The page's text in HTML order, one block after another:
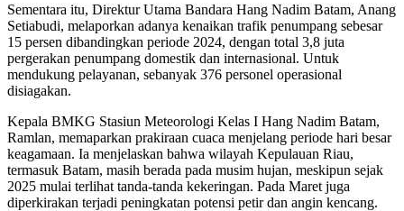
Sementara itu, Direktur Utama Bandara Hang Nadim Batam, Anang
Setiabudi, melaporkan adanya kenaikan trafik penumpang sebesar
15 persen dibandingkan periode 2024, dengan total 3,8 juta
pergerakan penumpang domestik dan internasional. Untuk
mendukung pelayanan, sebanyak 376 personel operasional
disiagakan.
Kepala BMKG Stasiun Meteorologi Kelas I Hang Nadim Batam,
Ramlan, memaparkan prakiraan cuaca menjelang periode hari besar
keagamaan. Ia menjelaskan bahwa wilayah Kepulauan Riau,
termasuk Batam, masih berada pada musim hujan, meskipun sejak
2025 mulai terlihat tanda-tanda kekeringan. Pada Maret juga
diperkirakan terjadi peningkatan potensi petir dan angin kencang.